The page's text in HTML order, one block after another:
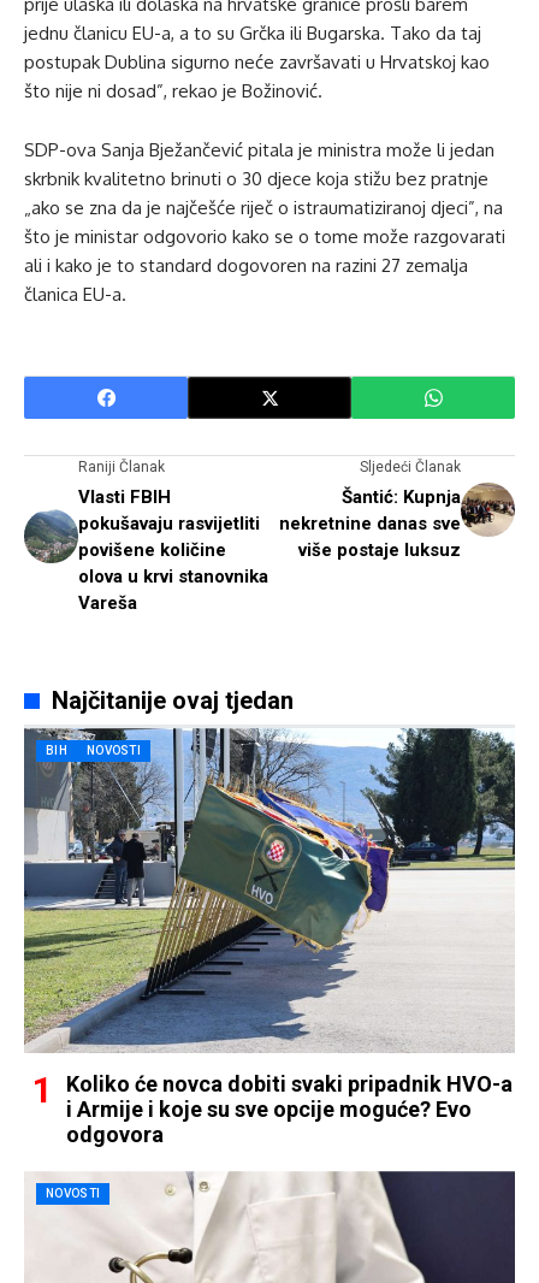
jednu članicu EU-a, a to su Grčka ili Bugarska. Tako da taj
postupak Dublina sigurno neće završavati u Hrvatskoj kao
što nije ni dosad”, rekao je Božinović.
SDP-ova Sanja Bježančević pitala je ministra može li jedan
skrbnik kvalitetno brinuti o 30 djece koja stižu bez pratnje
„ako se zna da je najčešće riječ o istraumatiziranoj djeci”, na
što je ministar odgovorio kako se o tome može razgovarati
ali i kako je to standard dogovoren na razini 27 zemalja
članica EU-a.
Raniji Članak
Vlasti FBIH
pokušavaju rasvijetliti
povišene količine
olova u krvi stanovnika
Vareša
Sljedeći Članak
Šantić: Kupnja
nekretnine danas sve
više postaje luksuz
Najčitanije ovaj tjedan
BIH NOVOSTI
Koliko će novca dobiti svaki pripadnik HVO-a
i Armije i koje su sve opcije moguće? Evo
odgovora
NOVOSTI